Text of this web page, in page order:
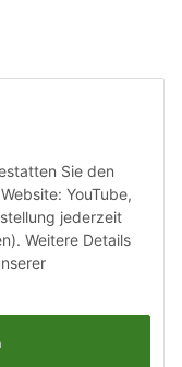
Sie den
YouTube,
jederzeit
Weitere Details